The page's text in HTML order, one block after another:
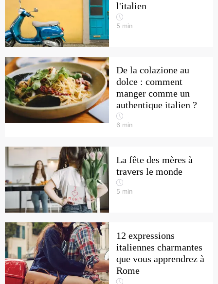
l'italien
5 min
De la colazione au
dolce : comment
manger comme un
authentique italien ?
6 min
La fête des mères à
travers le monde
5 min
12 expressions
italiennes charmantes
que vous apprendrez à
Rome